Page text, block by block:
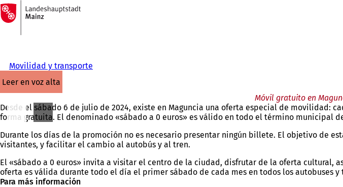
Saltar al contenido
A
la
página
Movilidad y transporte
leer en voz alta
Móvil gratuito en
Desde el sábado 6 de julio de 2024, existe en Maguncia una oferta especial de movilidad:
forma gratuita. El denominado «sábado a 0 euros» es válido en todo el término municipal
Durante los días de la promoción no es necesario presentar ningún billete. El objetivo de
visitantes, y facilitar el cambio al autobús y al tren.
El «sábado a 0 euros» invita a visitar el centro de la ciudad, disfrutar de la oferta cultural,
oferta es válida durante todo el día el primer sábado de cada mes en todos los autobuses
Para más información